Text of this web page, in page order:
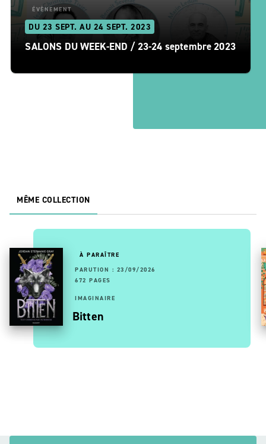
ÉVÈNEMENT
DU 23 SEPT. AU 24 SEPT. 2023
SALONS DU WEEK-END / 23-24 septembre 2023
MÊME COLLECTION
À PARAÎTRE
PARUTION : 23/09/2026
672 PAGES
IMAGINAIRE
Bitten